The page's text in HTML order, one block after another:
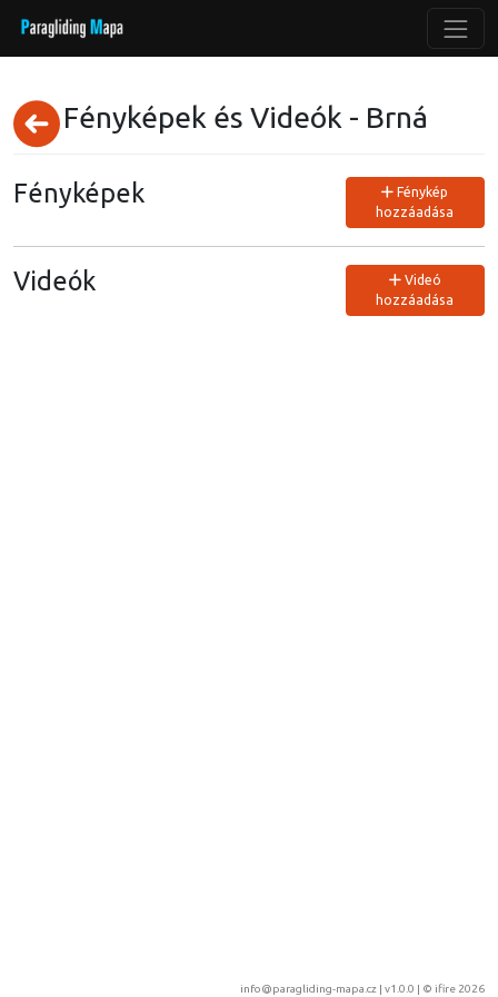
Fényképek és Videók - Brná
Fényképek
Fénykép
hozzáadása
Videók
Videó
hozzáadása
info@paragliding-mapa.cz | v1.0.0 | © ifire 2026